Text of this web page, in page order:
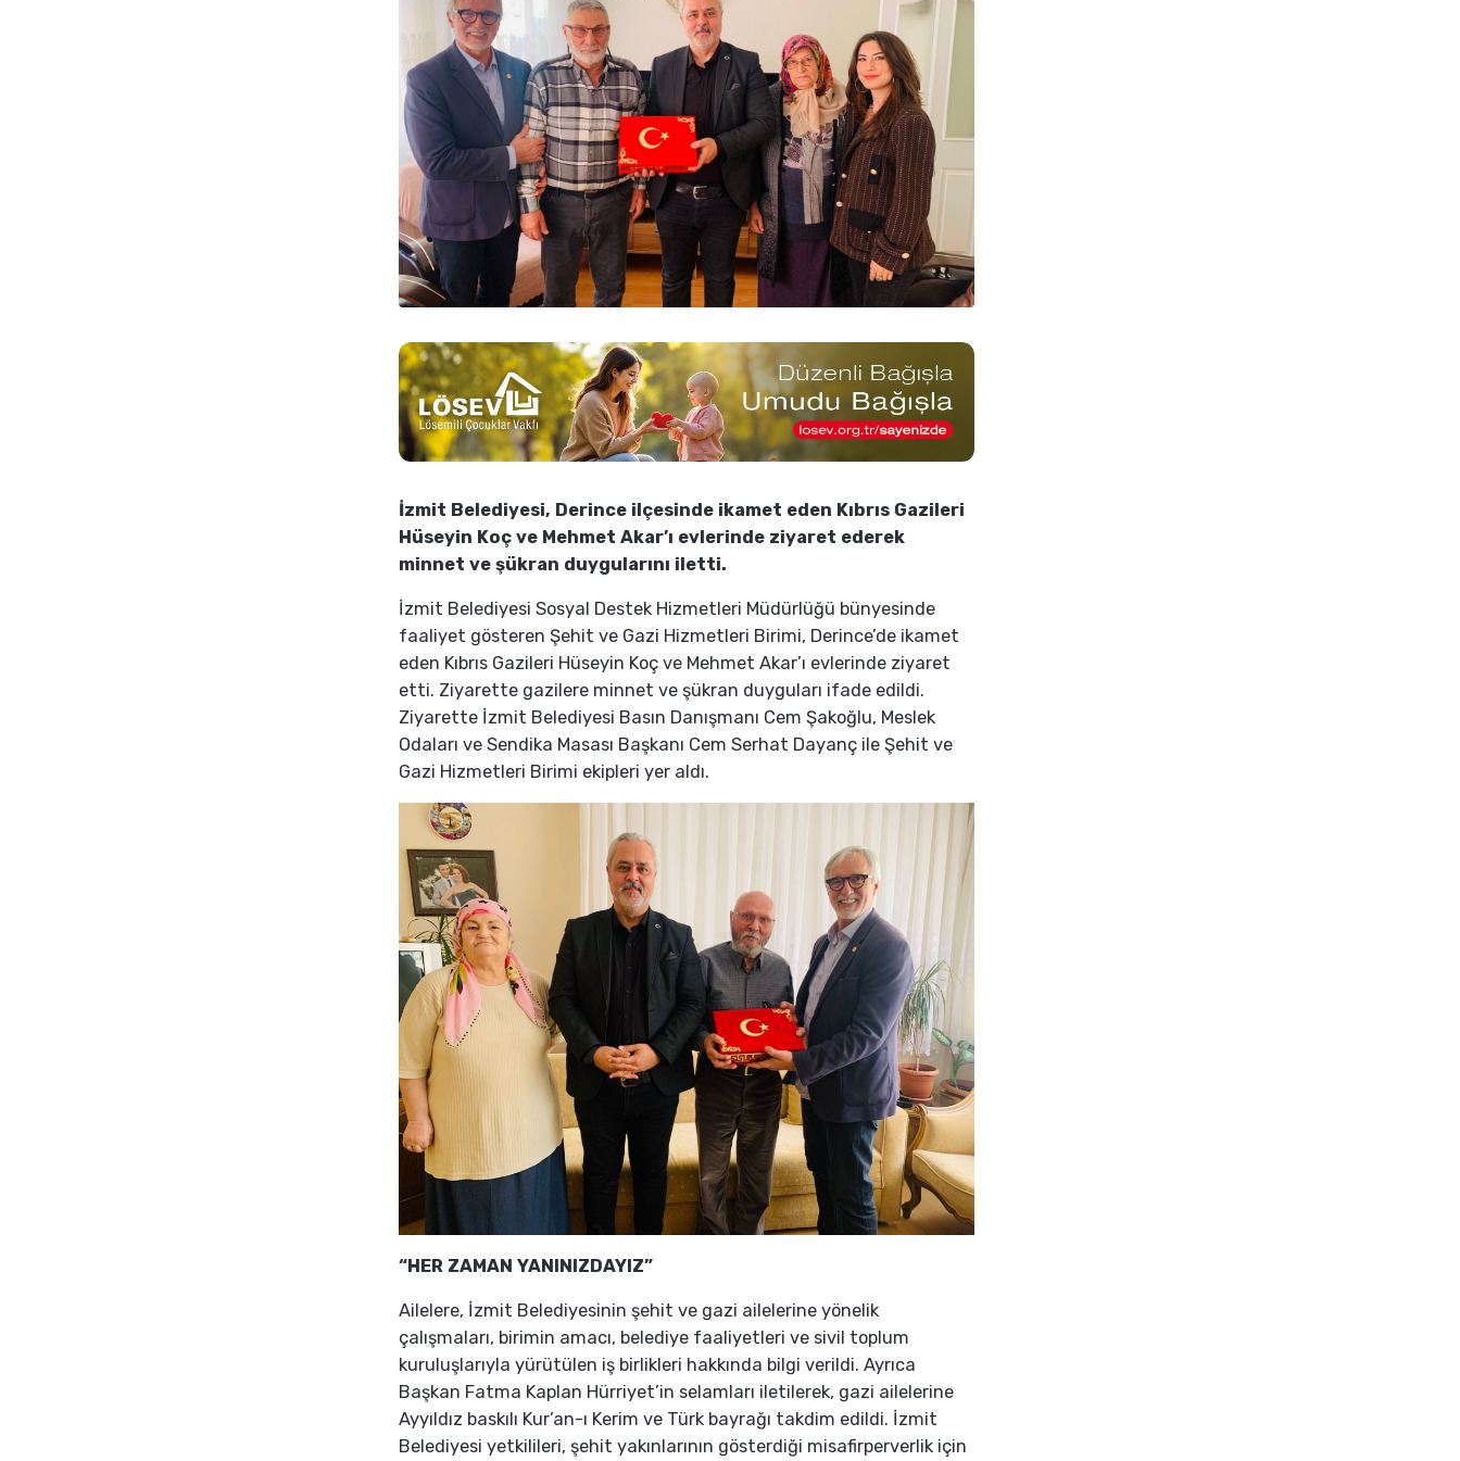
İzmit Belediyesi, Derince ilçesinde ikamet eden Kıbrıs Gazileri
Hüseyin Koç ve Mehmet Akar’ı evlerinde ziyaret ederek
minnet ve şükran duygularını iletti.
İzmit Belediyesi Sosyal Destek Hizmetleri Müdürlüğü bünyesinde
faaliyet gösteren Şehit ve Gazi Hizmetleri Birimi, Derince’de ikamet
eden Kıbrıs Gazileri Hüseyin Koç ve Mehmet Akar’ı evlerinde ziyaret
etti. Ziyarette gazilere minnet ve şükran duyguları ifade edildi.
Ziyarette İzmit Belediyesi Basın Danışmanı Cem Şakoğlu, Meslek
Odaları ve Sendika Masası Başkanı Cem Serhat Dayanç ile Şehit ve
Gazi Hizmetleri Birimi ekipleri yer aldı.
“HER ZAMAN YANINIZDAYIZ”
Ailelere, İzmit Belediyesinin şehit ve gazi ailelerine yönelik
çalışmaları, birimin amacı, belediye faaliyetleri ve sivil toplum
kuruluşlarıyla yürütülen iş birlikleri hakkında bilgi verildi. Ayrıca
Başkan Fatma Kaplan Hürriyet’in selamları iletilerek, gazi ailelerine
Ayyıldız baskılı Kur’an-ı Kerim ve Türk bayrağı takdim edildi. İzmit
Belediyesi yetkilileri, şehit yakınlarının gösterdiği misafirperverlik için